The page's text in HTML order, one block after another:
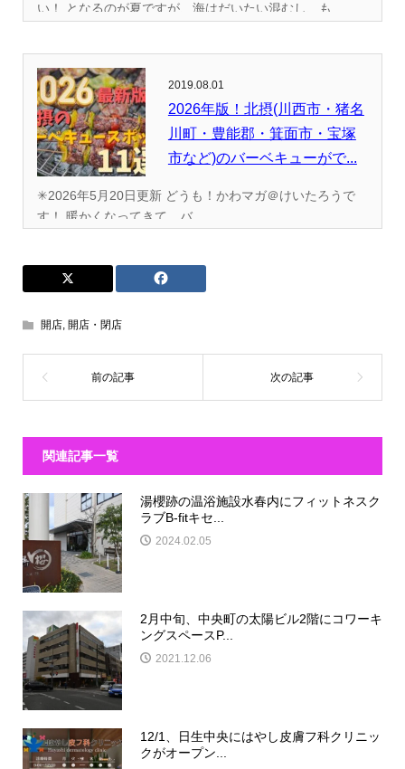
い！ となるのが夏ですが、海はだいたい混むし、も...
2019.08.01
2026年版！北摂(川西市・猪名
川町・豊能郡・箕面市・宝塚
市など)のバーベキューがで...
✳︎2026年5月20日更新 どうも！かわマガ＠けいたろうで
す！ 暖かくなってきて、バ...
開店, 開店・閉店
関連記事一覧
湯櫻跡の温浴施設水春内にフィットネスク
ラブB-fitキセ...
2024.02.05
2月中旬、中央町の太陽ビル2階にコワーキ
ングスペースP...
2021.12.06
12/1、日生中央にはやし皮膚フ科クリニッ
クがオープン...